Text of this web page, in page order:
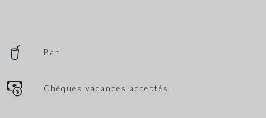
Bar
Chèques vacances acceptés